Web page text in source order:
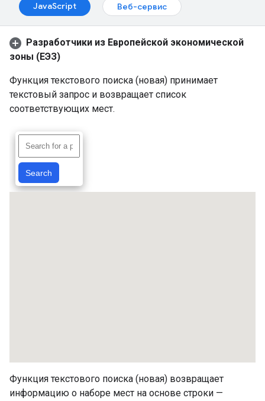
JavaScript
Веб-сервис
Разработчики из Европейской экономической
зоны (ЕЭЗ)
Функция текстового поиска (новая) принимает
текстовый запрос и возвращает список
соответствующих мест.
Функция текстового поиска (новая) возвращает
информацию о наборе мест на основе строки —